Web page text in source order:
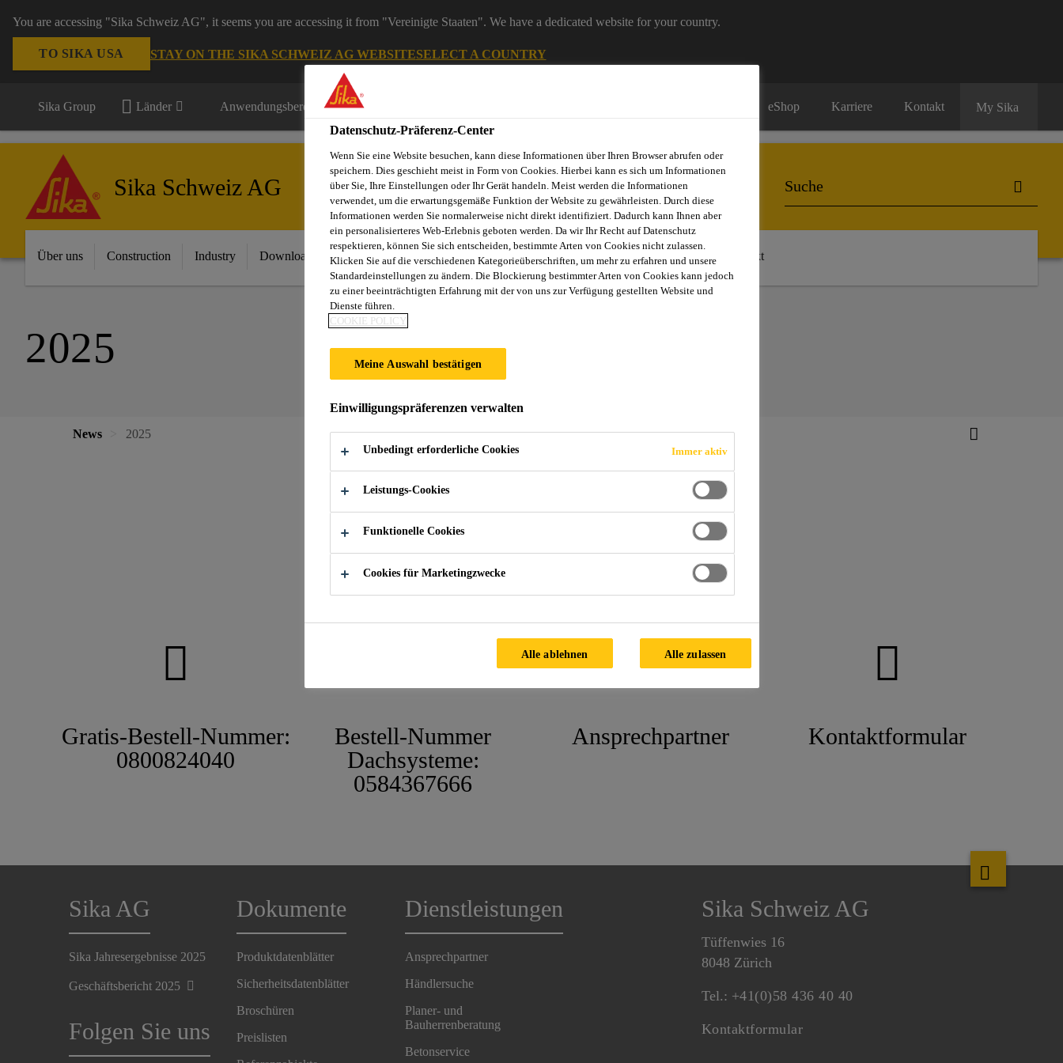
You are accessing "Sika Schweiz AG", it seems you are accessing it from "Vereinigte Staaten". We have a dedicated website for your country.
TO SIKA USA STAY ON THE SIKA SCHWEIZ AG WEBSITESELECT A COUNTRY
Sika Group Länder Anwendungsbereiche eShop Karriere Kontakt My Sika
Sika Schweiz AG
Über uns Construction Industry Download Center Dienstleistungen News Sika Brands Ansprechpartner Kontakt
2025
News 2025
Kontaktieren Sie uns
Gratis-Bestell-Nummer:
0800824040
Bestell-Nummer
Dachsysteme:
0584367666
Ansprechpartner Kontaktformular
Sika AG
Sika Jahresergebnisse 2025
Geschäftsbericht 2025
Folgen Sie uns
Dokumente
Produktdatenblätter
Sicherheitsdatenblätter
Broschüren
Preislisten
Dienstleistungen
Ansprechpartner
Händlersuche
Planer- und
Bauherrenberatung
Betonservice
Sika Schweiz AG
Tüffenwies 16
8048 Zürich
Tel.: +41(0)58 436 40 40
Kontaktformular
Datenschutz-Präferenz-Center
Wenn Sie eine Website besuchen, kann diese Informationen über Ihren Browser abrufen oder
speichern. Dies geschieht meist in Form von Cookies. Hierbei kann es sich um Informationen
über Sie, Ihre Einstellungen oder Ihr Gerät handeln. Meist werden die Informationen
verwendet, um die erwartungsgemäße Funktion der Website zu gewährleisten. Durch diese
Informationen werden Sie normalerweise nicht direkt identifiziert. Dadurch kann Ihnen aber
ein personalisierteres Web-Erlebnis geboten werden. Da wir Ihr Recht auf Datenschutz
respektieren, können Sie sich entscheiden, bestimmte Arten von Cookies nicht zulassen.
Klicken Sie auf die verschiedenen Kategorieüberschriften, um mehr zu erfahren und unsere
Standardeinstellungen zu ändern. Die Blockierung bestimmter Arten von Cookies kann jedoch
zu einer beeinträchtigten Erfahrung mit der von uns zur Verfügung gestellten Website und
Dienste führen.
COOKIE POLICY
Meine Auswahl bestätigen
Einwilligungspräferenzen verwalten
Unbedingt erforderliche Cookies Immer aktiv
Leistungs-Cookies
Funktionelle Cookies
Cookies für Marketingzwecke
Alle ablehnen Alle zulassen